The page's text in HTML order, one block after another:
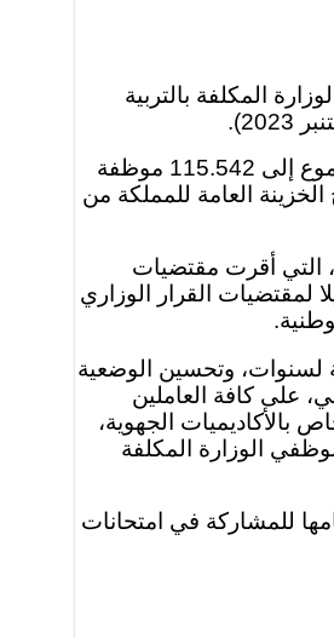
ترسيم بعض موظفي الوزارة المكلفة بالتربية
وحسب بلاغ لذات الوزارة فقد أسفرت هذه العملية عن ترسيم 82.975 موظفة وموظفا، حيث سبق أن تم ترسيم 32.567 ليصل المجموع إلى 115.542 موظفة
العامة للمملكة من
التي أقرت مقتضيات
لمقتضيات القرار الوزاري
لسنوات، وتحسين الوضعية
على كافة العاملين
طبقا لأحكام القانون الخاص بالأكاديميات الجهوية،
الوزارة المكلفة
للمشاركة في امتحانات